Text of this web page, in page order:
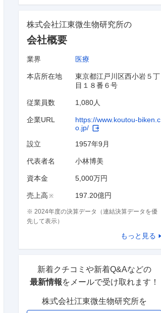
株式会社江東微生物研究所の
会社概要
業界 医療
本店所在地
東京都江戸川区西小岩５丁
目１８番６号
従業員数 1,080人
企業URL
https://www.koutou-biken.c
o.jp/
設立 1957年9月
代表者名 小林博美
資本金 5,000万円
売上高 ※ 197.20億円
※ 2024年度の決算データ（連結決算データを優
先して表示）
もっと見る
新着クチコミや新着Q&Aなどの
最新情報をメールで受け取れます！
株式会社江東微生物研究所を